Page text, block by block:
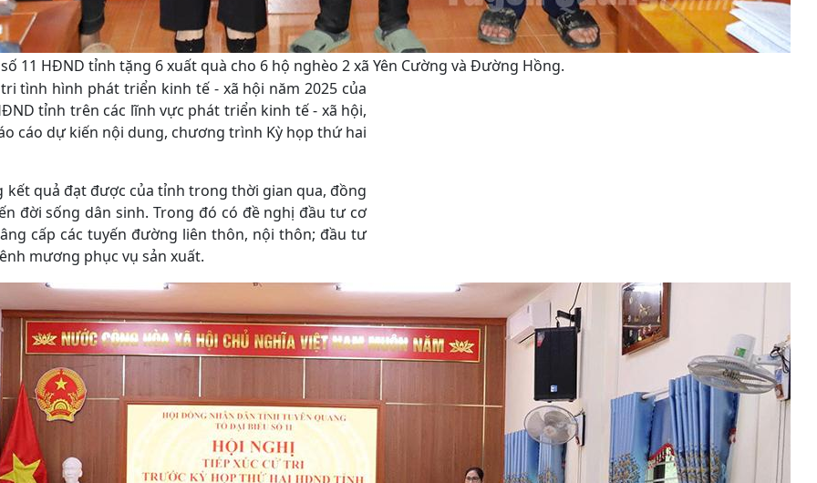
11 HĐND tỉnh tặng 6 xuất quà cho 6 hộ nghèo 2 xã Yên Cường và Đường Hồng.
tình hình phát triển kinh tế - xã hội năm 2025 của
tỉnh trên các lĩnh vực phát triển kinh tế - xã hội,
cáo dự kiến nội dung, chương trình Kỳ họp thứ hai
quả đạt được của tỉnh trong thời gian qua, đồng
đời sống dân sinh. Trong đó có đề nghị đầu tư cơ
cấp các tuyến đường liên thôn, nội thôn; đầu tư
mương phục vụ sản xuất.